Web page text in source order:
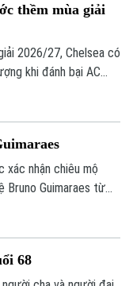
thềm mùa giải
2026/27, Chelsea có
khi đánh bại AC
xác nhận chiêu mộ
Bruno Guimaraes từ
ghép quan trọng
HLV Mikel Arteta.
68